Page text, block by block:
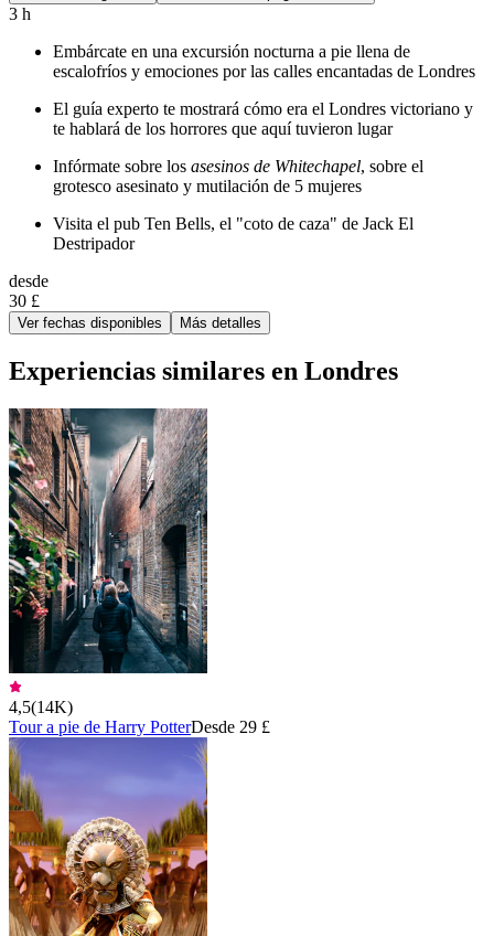
3 h
Embárcate en una excursión nocturna a pie llena de
escalofríos y emociones por las calles encantadas de Londres
El guía experto te mostrará cómo era el Londres victoriano y
te hablará de los horrores que aquí tuvieron lugar
Infórmate sobre los asesinos de Whitechapel, sobre el
grotesco asesinato y mutilación de 5 mujeres
Visita el pub Ten Bells, el "coto de caza" de Jack El
Destripador
desde
30 £
Ver fechas disponibles Más detalles
Experiencias similares en Londres
4,5(14K)
Tour a pie de Harry PotterDesde 29 £